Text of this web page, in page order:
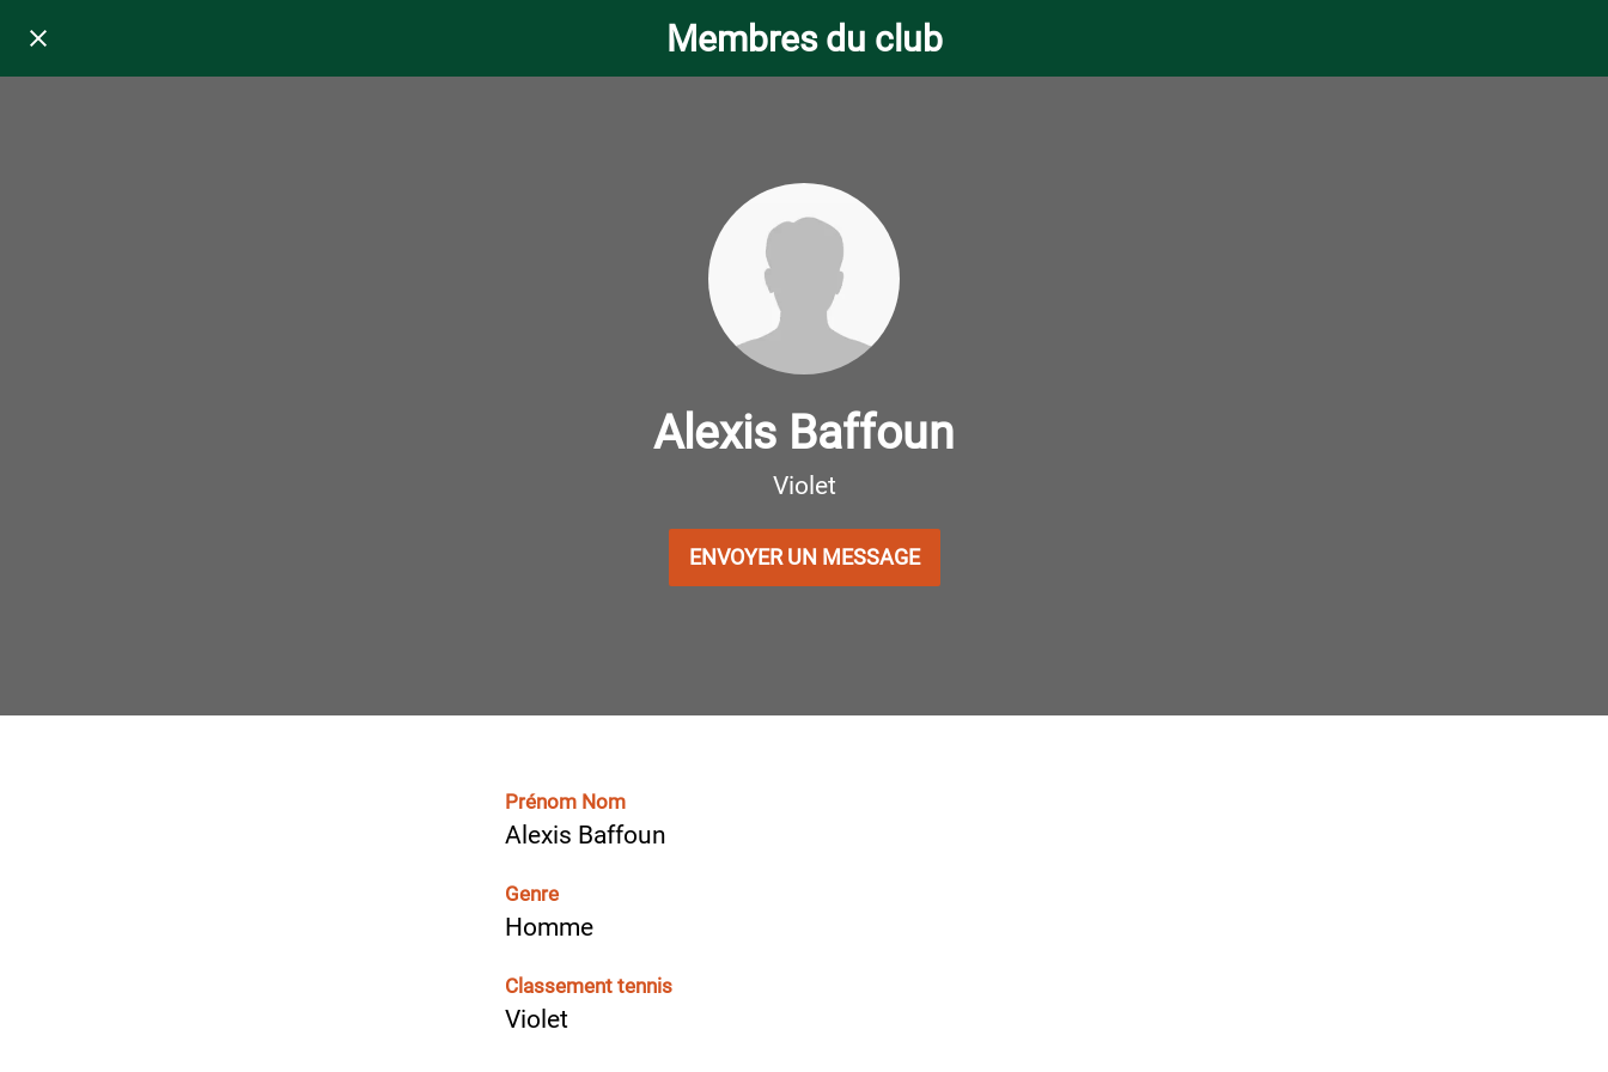
Membres du club
Alexis Baffoun
Violet
ENVOYER UN MESSAGE
Prénom Nom
Alexis Baffoun
Genre
Homme
Classement tennis
Violet